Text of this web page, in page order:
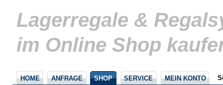
Lagerregale &
im Online Shop
HOME ANFRAGE SHOP SERVICE MEIN KONTO